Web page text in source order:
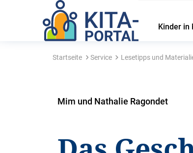
Kinder in
Startseite Service Lesetipps und
Mim und Nathalie Ragondet